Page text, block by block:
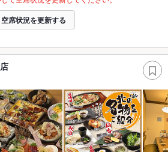
空席状況を更新する